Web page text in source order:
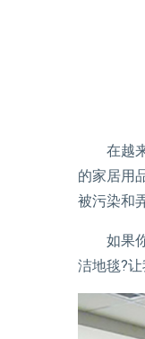
在越来
的家居用
被污染和
如果你
洁地毯?